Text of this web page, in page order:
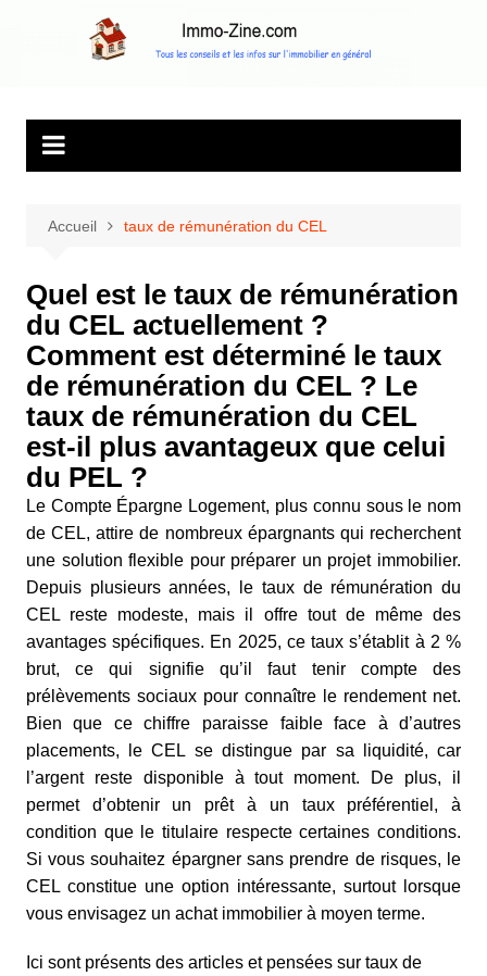
Immo Zine, le
d'information sur
Tous les conseils et les infos sur l'immobilier en général
Accueil taux de rémunération du CEL
Quel est le taux de rémunération
du CEL actuellement ?
Comment est déterminé le taux
de rémunération du CEL ? Le
taux de rémunération du CEL
est-il plus avantageux que celui
du PEL ?
Le Compte Épargne Logement, plus connu sous le nom
de CEL, attire de nombreux épargnants qui recherchent
une solution flexible pour préparer un projet immobilier.
Depuis plusieurs années, le taux de rémunération du
CEL reste modeste, mais il offre tout de même des
avantages spécifiques. En 2025, ce taux s’établit à 2 %
brut, ce qui signifie qu’il faut tenir compte des
prélèvements sociaux pour connaître le rendement net.
Bien que ce chiffre paraisse faible face à d’autres
placements, le CEL se distingue par sa liquidité, car
l’argent reste disponible à tout moment. De plus, il
permet d’obtenir un prêt à un taux préférentiel, à
condition que le titulaire respecte certaines conditions.
Si vous souhaitez épargner sans prendre de risques, le
CEL constitue une option intéressante, surtout lorsque
vous envisagez un achat immobilier à moyen terme.
Ici sont présents des articles et pensées sur taux de